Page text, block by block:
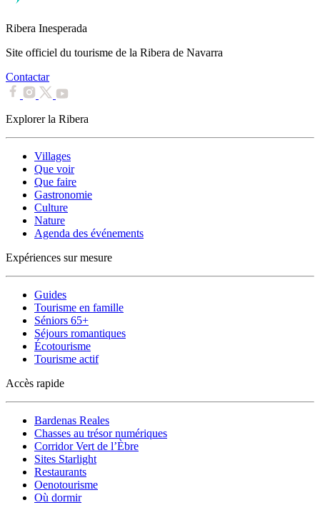
Ribera Inesperada
Site officiel du tourisme de la Ribera de Navarra
Contactar
Explorer la Ribera
Villages
Que voir
Que faire
Gastronomie
Culture
Nature
Agenda des événements
Expériences sur mesure
Guides
Tourisme en famille
Séniors 65+
Séjours romantiques
Écotourisme
Tourisme actif
Accès rapide
Bardenas Reales
Chasses au trésor numériques
Corridor Vert de l’Èbre
Sites Starlight
Restaurants
Oenotourisme
Où dormir